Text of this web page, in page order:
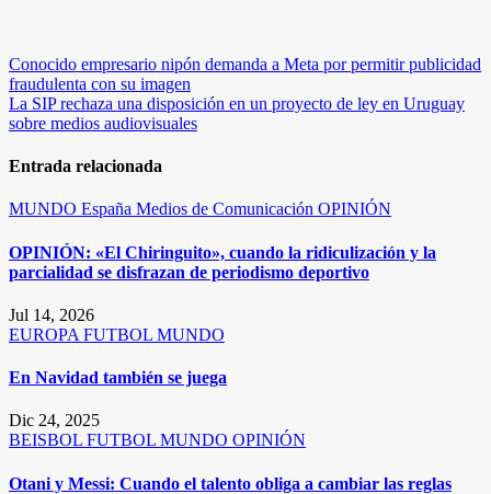
Navegación
de
entradas
Conocido empresario nipón demanda a Meta por permitir publicidad
fraudulenta con su imagen
La SIP rechaza una disposición en un proyecto de ley en Uruguay
sobre medios audiovisuales
Entrada relacionada
MUNDO España Medios de Comunicación OPINIÓN
OPINIÓN: «El Chiringuito», cuando la ridiculización y la
parcialidad se disfrazan de periodismo deportivo
Jul 14, 2026
EUROPA FUTBOL MUNDO
En Navidad también se juega
Dic 24, 2025
BEISBOL FUTBOL MUNDO OPINIÓN
Otani y Messi: Cuando el talento obliga a cambiar las reglas